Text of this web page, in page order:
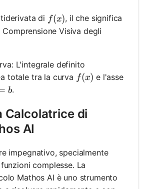
di f(x)
f(x), il che significa
Comprensione Visiva degli
L'integrale definito
totale tra la curva f(x)
f(x) e l'asse
b.
Calcolatrice di
AI
impegnativo, specialmente
complesse. La
Mathos AI è uno strumento